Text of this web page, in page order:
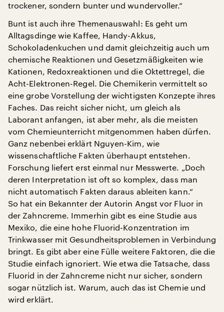
trockener, sondern bunter und wundervoller.“
Bunt ist auch ihre Themenauswahl: Es geht um
Alltagsdinge wie Kaffee, Handy-Akkus,
Schokoladenkuchen und damit gleichzeitig auch um
chemische Reaktionen und Gesetzmäßigkeiten wie
Kationen, Redoxreaktionen und die Oktettregel, die
Acht-Elektronen-Regel. Die Chemikerin vermittelt so
eine grobe Vorstellung der wichtigsten Konzepte ihres
Faches. Das reicht sicher nicht, um gleich als
Laborant anfangen, ist aber mehr, als die meisten
vom Chemieunterricht mitgenommen haben dürfen.
Ganz nebenbei erklärt Nguyen-Kim, wie
wissenschaftliche Fakten überhaupt entstehen.
Forschung liefert erst einmal nur Messwerte. „Doch
deren Interpretation ist oft so komplex, dass man
nicht automatisch Fakten daraus ableiten kann.“
So hat ein Bekannter der Autorin Angst vor Fluor in
der Zahncreme. Immerhin gibt es eine Studie aus
Mexiko, die eine hohe Fluorid-Konzentration im
Trinkwasser mit Gesundheitsproblemen in Verbindung
bringt. Es gibt aber eine Fülle weitere Faktoren, die die
Studie einfach ignoriert. Wie etwa die Tatsache, dass
Fluorid in der Zahncreme nicht nur sicher, sondern
sogar nützlich ist. Warum, auch das ist Chemie und
wird erklärt.